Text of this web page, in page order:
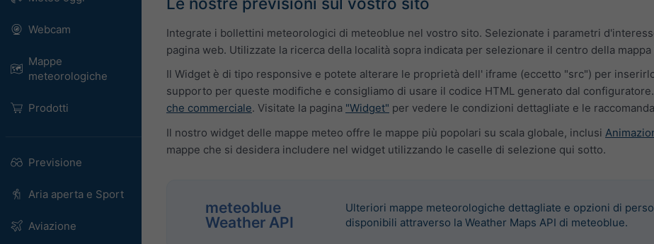
Webcam
Mappe
meteorologiche
Prodotti
Previsione
Aria aperta e Sport
Aviazione
Integrate i bollettini meteorologici di meteoblue nel vostro sito. Selezionate i parametri
pagina web. Utilizzate la ricerca della località sopra indicata per selezionare il centro della mappa
Il Widget è di tipo responsive e potete alterare le proprietà dell' iframe (eccetto "src") per
supporto per queste modifiche e consigliamo di usare il codice HTML generato dal
che commerciale. Visitate la pagina "Widget" per vedere le condizioni dettagliate e le
Il nostro widget delle mappe meteo offre le mappe più popolari su scala globale, inclusi
mappe che si desidera includere nel widget utilizzando le caselle di selezione qui sotto.
meteoblue
Weather API
Ulteriori mappe meteorologiche dettagliate e opzioni di
disponibili attraverso la Weather Maps API di meteoblue.